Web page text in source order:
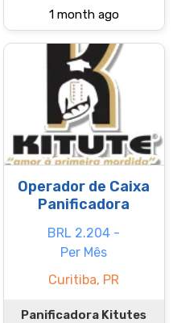
1 month ago
Operador de Caixa
Panificadora
BRL 2.204 -
Per Mês
Curitiba, PR
Panificadora Kitutes